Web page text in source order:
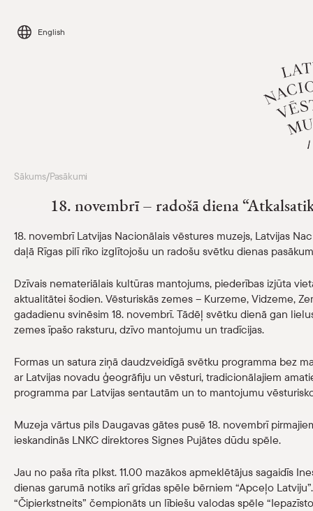
content
English
Apmeklēt
Kalendārs
Par mums
Skolām
Veikals
eMuzejs
Sākums/Pasākumi
18. novembrī – radošā diena
18. novembrī Latvijas Nacionālais vēstures muzejs, Latvijas
daļā Rīgas pilī rīko izglītojošu un radošu svētku dienas
Dzīvais nemateriālais kultūras mantojums, piederības izjūta
aktualitātei šodien. Vēsturiskās zemes – Kurzeme, Vidzeme,
gadadienu svinēsim 18. novembrī. Tādēļ svētku dienā gan
zemes īpašo raksturu, dzīvo mantojumu un tradīcijas.
Formas un satura ziņā daudzveidīgā svētku programma bez
ar Latvijas novadu ģeogrāfiju un vēsturi, tradicionālajiem
programma par Latvijas sentautām un to mantojumu
Muzeja vārtus pils Daugavas gātes pusē 18. novembrī
ieskandinās LNKC direktores Signes Pujātes dūdu spēle.
Jau no paša rīta plkst. 11.00 mazākos apmeklētājus sagaidīs
dienas garumā notiks arī grīdas spēle bērniem “Apceļo
“Čipierkstneits” čempionāts un lībiešu valodas spēle